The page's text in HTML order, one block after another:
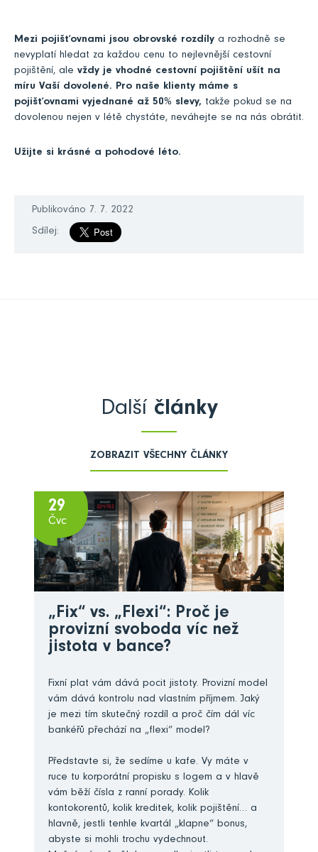
Mezi pojišťovnami jsou obrovské rozdíly a rozhodně se
nevyplatí hledat za každou cenu to nejlevnější cestovní
pojištění, ale vždy je vhodné cestovní pojištění ušít na
míru Vaší dovolené. Pro naše klienty máme s
pojišťovnami vyjednané až 50% slevy, takže pokud se na
dovolenou nejen v létě chystáte, neváhejte se na nás obrátit.
Užijte si krásné a pohodové léto.
Publikováno 7. 7. 2022
Sdílej:
Další články
ZOBRAZIT VŠECHNY ČLÁNKY
29
Čvc
„Fix“ vs. „Flexi“: Proč je
provizní svoboda víc než
jistota v bance?
Fixní plat vám dává pocit jistoty. Provizní model
vám dává kontrolu nad vlastním příjmem. Jaký
je mezi tím skutečný rozdíl a proč čím dál víc
bankéřů přechází na „flexi“ model?
Představte si, že sedíme u kafe. Vy máte v
ruce tu korporátní propisku s logem a v hlavě
vám běží čísla z ranní porady. Kolik
kontokorentů, kolik kreditek, kolik pojištění… a
hlavně, jestli tenhle kvartál „klapne“ bonus,
abyste si mohli trochu vydechnout.